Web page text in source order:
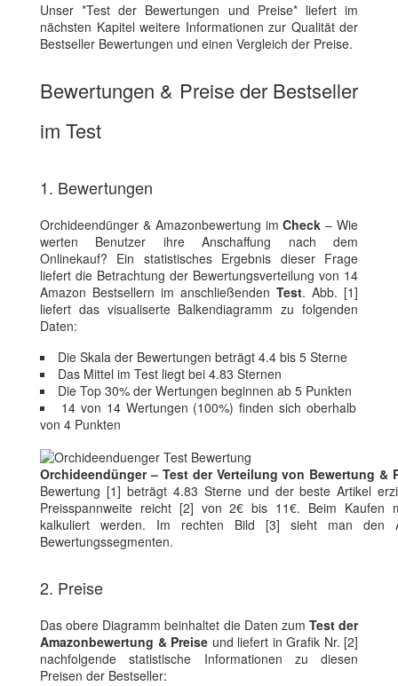
Unser *Test der Bewertungen und Preise* liefert im
nächsten Kapitel weitere Informationen zur Qualität der
Bestseller Bewertungen und einen Vergleich der Preise.
Bewertungen & Preise der Bestseller
im Test
1. Bewertungen
Orchideendünger & Amazonbewertung imCheck – Wie
werten Benutzer ihre Anschaffung nach dem
Onlinekauf? Ein statistisches Ergebnis dieser Frage
liefert die Betrachtung der Bewertungsverteilung von 14
Amazon Bestsellern im anschließenden Test. Abb. [1]
liefert das visualiserte Balkendiagramm zu folgenden
Daten:
Die Skala der Bewertungen beträgt 4.4 bis 5 Sterne
Das Mittel im Test liegt bei 4.83 Sternen
Die Top 30% der Wertungen beginnen ab 5 Punkten
14 von 14 Wertungen (100%) finden sich oberhalb
von 4 Punkten
Orchideendünger – Test der Verteilung von Bewertung &
Bewertung [1] beträgt 4.83 Sterne und der beste Artikel
Preisspannweite reicht [2] von 2€ bis 11€. Beim Kaufen
kalkuliert werden. Im rechten Bild [3] sieht man den
Bewertungssegmenten.
2. Preise
Das obere Diagramm beinhaltet die Daten zum Test der
Amazonbewertung & Preise und liefert in Grafik Nr. [2]
nachfolgende statistische Informationen zu diesen
Preisen der Bestseller: